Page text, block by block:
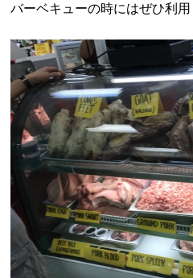
バーベキューの時にはぜひ利